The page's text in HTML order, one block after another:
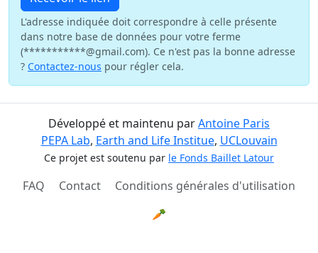
L'adresse indiquée doit correspondre à celle présente
dans notre base de données pour votre ferme
(***********@gmail.com). Ce n'est pas la bonne adresse
? Contactez-nous pour régler cela.
Développé et maintenu parAntoine Paris
PEPA Lab, Earth and Life Institue, UCLouvain
Ce projet est soutenu par le Fonds Baillet Latour
FAQ Contact
Conditions générales d'utilisation
🥕